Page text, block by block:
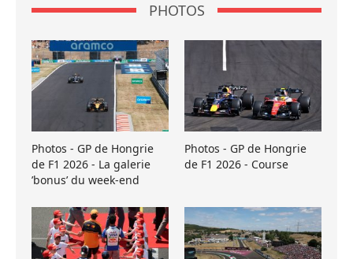
PHOTOS
Photos - GP de Hongrie
de F1 2026 - La galerie
’bonus’ du week-end
Photos - GP de Hongrie
de F1 2026 - Course